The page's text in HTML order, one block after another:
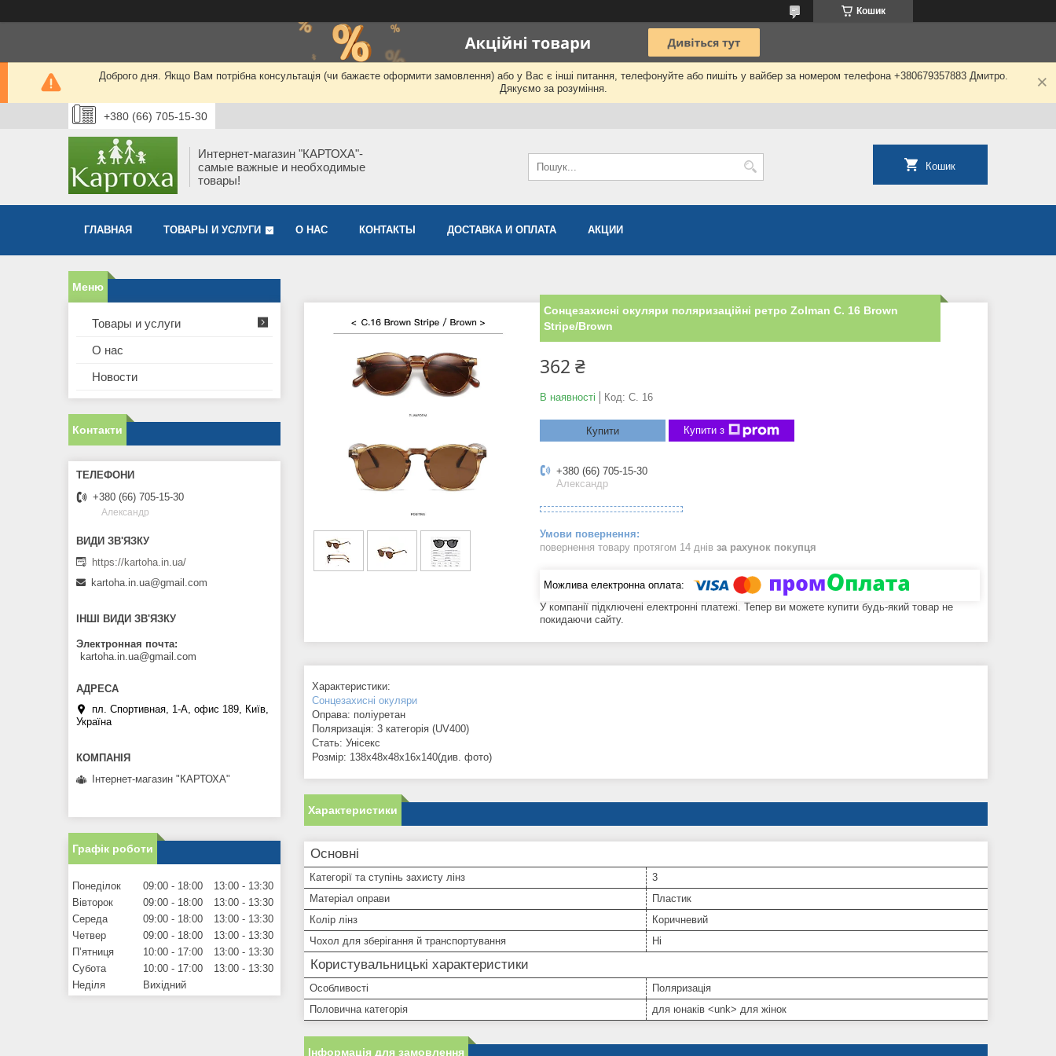
Кошик
Доброго дня. Якщо Вам потрібна консультація (чи бажаєте оформити замовлення) або у Вас є інші питання, телефонуйте або пишіть у вайбер за номером телефона +380679357883 Дмитро.
Дякуємо за розуміння.
+380 (66) 705-15-30
Интернет-магазин "КАРТОХА"-
самые важные и необходимые
товары!
Кошик
ГЛАВНАЯ ТОВАРЫ И УСЛУГИ О НАС КОНТАКТЫ ДОСТАВКА И ОПЛАТА АКЦИИ
Сонцезахисні окуляри поляризаційні ретро Zolman C. 16 Brown
Stripe/Brown
362 ₴
В наявності Код: C. 16
Купити Купити з
+380 (66) 705-15-30
Александр
повернення товару протягом 14 днів за рахунок покупця
У компанії підключені електронні платежі. Тепер ви можете купити будь-який товар не
покидаючи сайту.
Характеристики:
Сонцезахисні окуляри
Оправа: поліуретан
Поляризація: 3 категорія (UV400)
Стать: Унісекс
Розмір: 138х48х48х16х140(див. фото)
Характеристики
Основні
Категорії та ступінь захисту лінз
3
Матеріал оправи
Пластик
Колір лінз
Коричневий
Чохол для зберігання й транспортування
Ні
Користувальницькі характеристики
Особливості
Поляризація
Половична категорія
для юнаків <unk> для жінок
Інформація для замовлення
Товары и услуги
О нас
Новости
Контакти
+380 (66) 705-15-30
Александр
https://kartoha.in.ua/
kartoha.in.ua@gmail.com
ІНШІ ВИДИ ЗВ'ЯЗКУ
Электронная почта
kartoha.in.ua@gmail.com
пл. Спортивная, 1-А, офис 189, Київ,
Україна
Інтернет-магазин "КАРТОХА"
Графік роботи
Понеділок 09:00 18:00 13:00
13:30
Вівторок
09:00 18:00 13:00
13:30
Середа
09:00 18:00 13:00
13:30
Четвер
09:00 18:00 13:00
13:30
Пʼятниця
10:00 17:00 13:00
13:30
Субота
10:00 17:00 13:00
13:30
Неділя
Вихідний